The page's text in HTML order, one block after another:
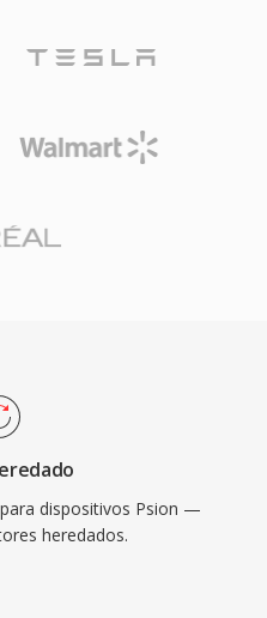
dispositivos Psion —
heredados.